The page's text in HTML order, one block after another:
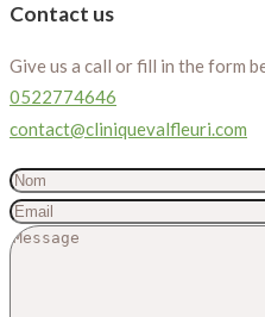
Contact us
Give us a call or fill in the form
0522774646
contact@cliniquevalfleuri.com